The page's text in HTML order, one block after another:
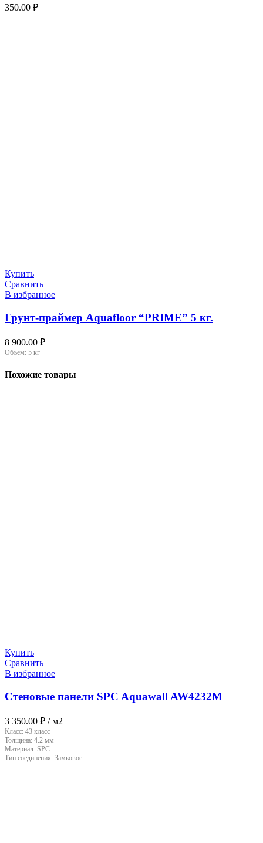
350.00 ₽
Купить
Сравнить
В избранное
Грунт-праймер Aquafloor “PRIME” 5 кг.
8 900.00 ₽
Объем: 5 кг
Похожие товары
Купить
Сравнить
В избранное
Стеновые панели SPC Aquawall AW4232M
3 350.00 ₽ / м2
Класс: 43 класс
Толщина: 4.2 мм
Материал: SPC
Тип соединения: Замковое